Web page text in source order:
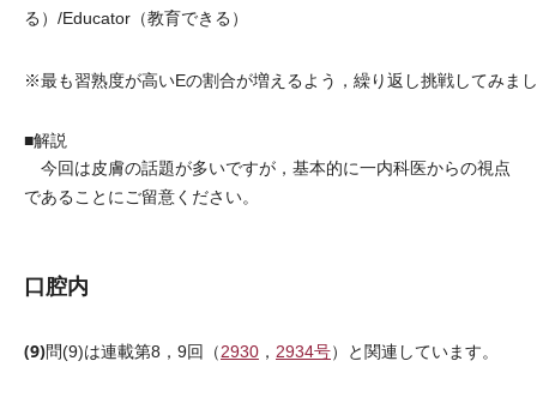
る）/Educator（教育できる）
※最も習熟度が高いEの割合が増えるよう，繰り返し挑戦してみま
■解説
今回は皮膚の話題が多いですが，基本的に一内科医からの視点
であることにご留意ください。
口腔内
(9)問(9)は連載第8，9回（2930 ， 2934号）と関連しています。